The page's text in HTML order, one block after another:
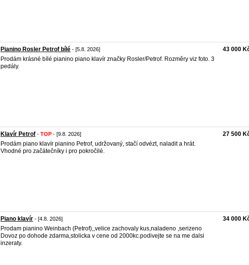
Pianino Rosler Petrof bílé - [5.8. 2026]
Prodám krásné bílé pianino piano klavír značky Rosler/Petrof. Rozměry viz foto. 3
pedály.
43 000
Klavír Petrof - TOP - [9.8. 2026]
Prodám piano klavír pianino Petrof, udržovaný, stačí odvézt, naladit a hrát.
Vhodné pro začátečníky i pro pokročilé.
27 500
Piano klavír - [4.8. 2026]
Prodam pianino Weinbach (Petrof),,velice zachovaly kus,naladeno ,serizeno
Dovoz po dohode zdarma,stolicka v cene od 2000kc.podivejte se na me dalsi
inzeraty.
34 000